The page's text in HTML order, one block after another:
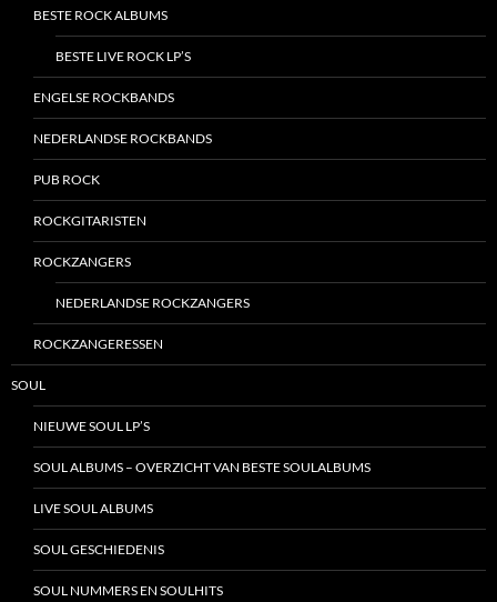
BESTE ROCK ALBUMS
BESTE LIVE ROCK LP’S
ENGELSE ROCKBANDS
NEDERLANDSE ROCKBANDS
PUB ROCK
ROCKGITARISTEN
ROCKZANGERS
NEDERLANDSE ROCKZANGERS
ROCKZANGERESSEN
SOUL
NIEUWE SOUL LP’S
SOUL ALBUMS – OVERZICHT VAN BESTE SOULALBUMS
LIVE SOUL ALBUMS
SOUL GESCHIEDENIS
SOUL NUMMERS EN SOULHITS